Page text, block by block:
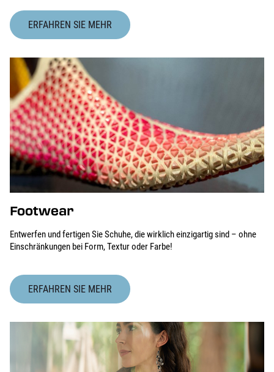
ERFAHREN SIE MEHR
Footwear
Entwerfen und fertigen Sie Schuhe, die wirklich einzigartig sind – ohne
Einschränkungen bei Form, Textur oder Farbe!
ERFAHREN SIE MEHR